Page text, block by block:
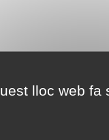
lloc web fa